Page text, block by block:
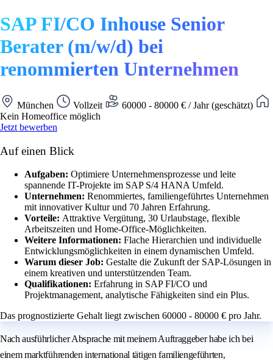
SAP FI/CO Inhouse Senior
Berater (m/w/d) bei
renommierten Unternehmen
München Vollzeit
60000 - 80000 € / Jahr (geschätzt)
Kein Homeoffice möglich
Jetzt bewerben
Auf einen Blick
Aufgaben: Optimiere Unternehmensprozesse und leite
spannende IT-Projekte im SAP S/4 HANA Umfeld.
Unternehmen: Renommiertes, familiengeführtes Unternehmen
mit innovativer Kultur und 70 Jahren Erfahrung.
Vorteile: Attraktive Vergütung, 30 Urlaubstage, flexible
Arbeitszeiten und Home-Office-Möglichkeiten.
Weitere Informationen: Flache Hierarchien und individuelle
Entwicklungsmöglichkeiten in einem dynamischen Umfeld.
Warum dieser Job: Gestalte die Zukunft der SAP-Lösungen in
einem kreativen und unterstützenden Team.
Qualifikationen: Erfahrung in SAP FI/CO und
Projektmanagement, analytische Fähigkeiten sind ein Plus.
Das prognostizierte Gehalt liegt zwischen 60000 - 80000 € pro Jahr.
Nach ausführlicher Absprache mit meinem Auftraggeber habe ich bei
einem marktführenden international tätigen familiengeführten,